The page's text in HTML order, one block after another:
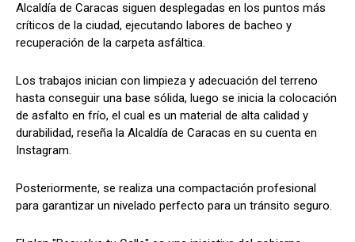
Alcaldía de Caracas siguen desplegadas en los puntos más
críticos de la ciudad, ejecutando labores de bacheo y
recuperación de la carpeta asfáltica.
Los trabajos inician con limpieza y adecuación del terreno
hasta conseguir una base sólida, luego se inicia la colocación
de asfalto en frío, el cual es un material de alta calidad y
durabilidad, reseña la Alcaldía de Caracas en su cuenta en
Instagram.
Posteriormente, se realiza una compactación profesional
para garantizar un nivelado perfecto para un tránsito seguro.